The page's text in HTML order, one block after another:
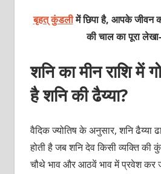
बृहत् कुंडलीमें छिपा है, आपके जीवन
की चाल का पूरा
शनि का मीन राशि में
है शनि की ढैय्या?
वैदिक ज्योतिष के अनुसार, शनि ढैय्या
होती है जब शनि देव किसी व्यक्ति की
चौथे भाव और आठवें भाव में प्रवेश कर